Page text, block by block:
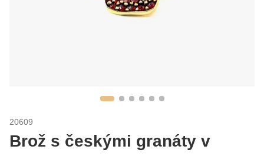
20609
Brož s českými granáty v